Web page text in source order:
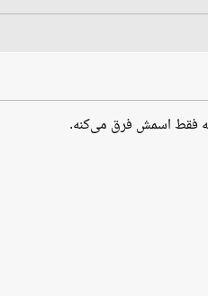
فقط اسمش فرق می‌کنه.